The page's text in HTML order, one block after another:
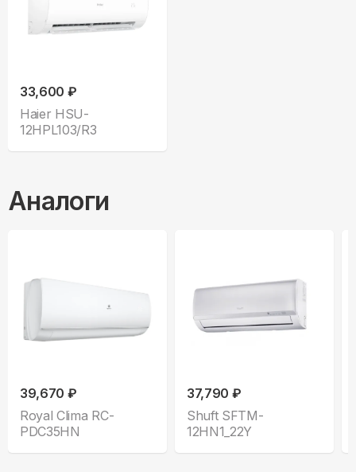
33,600 ₽
Haier HSU-
12HPL103/R3
Аналоги
39,670 ₽
Royal Clima RC-
PDC35HN
37,790 ₽
Shuft SFTM-
12HN1_22Y